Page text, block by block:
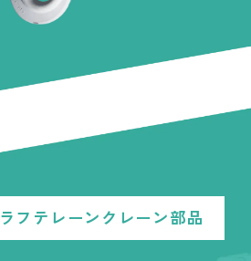
ラフテレーンクレーン部品